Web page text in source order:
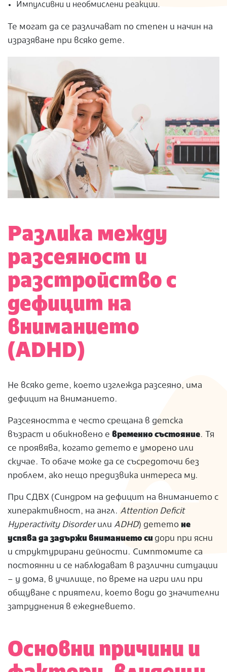
Импулсивни и необмислени реакции.
Те могат да се различават по степен и начин на
изразяване при всяко дете.
Разлика между
разсеяност и
разстройство с
дефицит на
вниманието
(ADHD)
Не всяко дете, което изглежда разсеяно, има
дефицит на вниманието.
Разсеяността е често срещана в детска
възраст и обикновено е временно състояние. Тя
се проявява, когато детето е уморено или
скучае. То обаче може да се съсредоточи без
проблем, ако нещо предизвика интереса му.
При СДВХ (Синдром на дефицит на вниманието с
хиперактивност, на англ. Аttention Deficit
Hyperactivity Disorderили ADHD) детето не
успява да задържи вниманието си дори при ясни
и структурирани дейности. Симптомите са
постоянни и се наблюдават в различни ситуации
– у дома, в училище, по време на игри или при
общуване с приятели, което води до значителни
затруднения в ежедневието.
Основни причини и